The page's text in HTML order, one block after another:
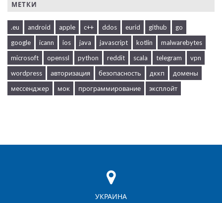
МЕТКИ
.eu android apple c++ ddos eurid github
go
google
icann ios java javascript kotlin
malwarebytes
microsoft
openssl python reddit scala telegram
vpn
wordpress
авторизация безопасность дккп
домены
мессенджер
мок программирование эксплойт
УКРАИНА